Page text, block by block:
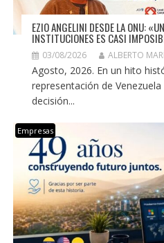
EZIO ANGELINI DESDE LA ONU:
INSTITUCIONES ES CASI
03/08/2026 ALBERTO
Agosto, 2026. En un hito
representación de
decisión...
Empresas